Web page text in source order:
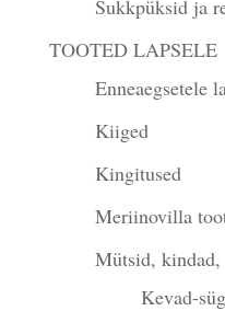
Sukkpüksid ja
TOOTED LAPSELE
Enneaegsetele
Kiiged
Kingitused
Meriinovilla
Mütsid,
Kevad-